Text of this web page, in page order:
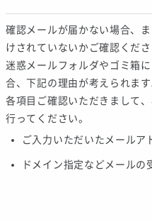
確認メールが届かない場合、
けされていないかご確認くださ
迷惑メールフォルダやゴミ箱
合、下記の理由が考えられます
各項目ご確認いただきまして
行ってください。
ご入力いただいたメールア
ドメイン指定などメールの